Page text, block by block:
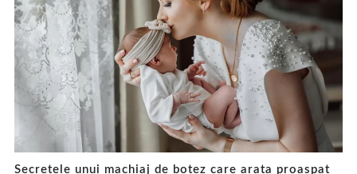
Secretele unui machiaj de botez care arata proaspat